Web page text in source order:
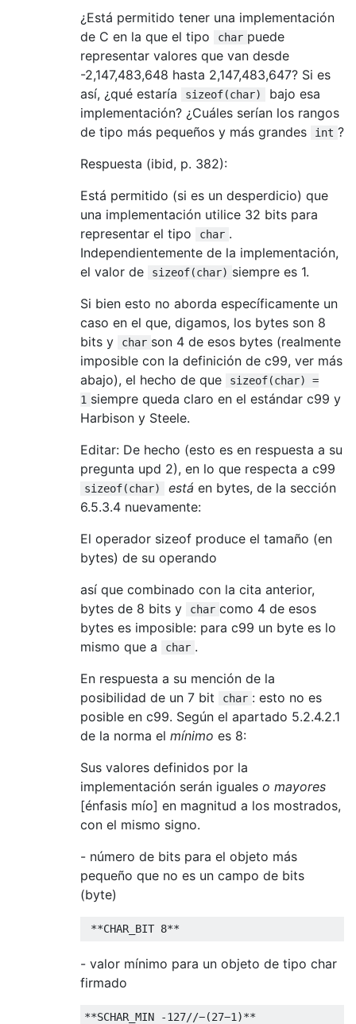
¿Está permitido tener una implementación
de C en la que el tipo
char puede
representar valores que van desde
-2,147,483,648 hasta 2,147,483,647? Si es
así, ¿qué estaría
sizeof(char)
bajo esa
implementación? ¿Cuáles serían los rangos
de tipo más pequeños y más grandes
int ?
Respuesta (ibid, p. 382):
Está permitido (si es un desperdicio) que
una implementación utilice 32 bits para
representar el tipo
char .
Independientemente de la implementación,
el valor de
sizeof(char) siempre es 1.
Si bien esto no aborda específicamente un
caso en el que, digamos, los bytes son 8
bits y
char son 4 de esos bytes (realmente
imposible con la definición de c99, ver más
abajo), el hecho de que
sizeof(char) =
1 siempre queda claro en el estándar c99 y
Harbison y Steele.
Editar: De hecho (esto es en respuesta a su
pregunta upd 2), en lo que respecta a c99
sizeof(char) está en bytes, de la sección
6.5.3.4 nuevamente:
El operador sizeof produce el tamaño (en
bytes) de su operando
así que combinado con la cita anterior,
bytes de 8 bits y
char como 4 de esos
bytes es imposible: para c99 un byte es lo
mismo que a
char .
En respuesta a su mención de la
posibilidad de un 7 bit
char : esto no es
posible en c99. Según el apartado 5.2.4.2.1
de la norma el mínimo es 8:
Sus valores definidos por la
implementación serán iguales o mayores
[énfasis mío] en magnitud a los mostrados,
con el mismo signo.
- número de bits para el objeto más
pequeño que no es un campo de bits
(byte)
**CHAR_BIT 8**
- valor mínimo para un objeto de tipo char
firmado
**SCHAR_MIN -127//−(27−1)**